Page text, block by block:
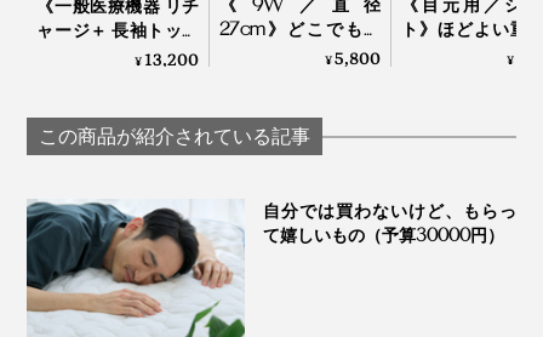
一つひとつの技術の積み重ねから生まれた、“手袋のま
《一般医療機器 リチ
ャージ＋ 長袖トップ
ス》寝ている間に血
リーウエア」｜
VENEX
¥13,200
《9W／直径
27cm》どこでもあ
ったかデスクワー
「USB式ヒーティン
グパッド」｜INKO
¥5,800
《目元用／シ
ト》ほどよい重
蒸気で、じんわ
ー」｜INATURA
チュラ
¥
この商品が紹介されている記事
自分では買わないけど、もらっ
て嬉しいもの（予算30000円）